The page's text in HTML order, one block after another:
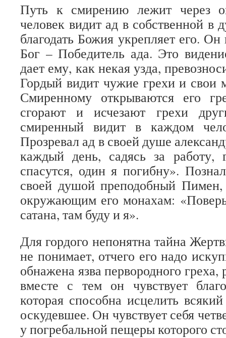
Путь к смирению лежит через
человек видит ад в собственной в
благодать Божия укрепляет его.
Бог – Победитель ада. Это
дает ему, как некая узда,
Гордый видит чужие грехи и свои
Смиренному открываются его
сгорают и исчезают грехи
смиренный видит в каждом
Прозревал ад в своей душе
каждый день, садясь за работу,
спасутся, один я погибну».
своей душой преподобный
окружающим его монахам:
сатана, там буду и я».
Для гордого непонятна тайна
не понимает, отчего его надо
обнажена язва первородного
вместе с тем он чувствует
которая способна исцелить
оскудевшее. Он чувствует себя
у погребальной пещеры которого